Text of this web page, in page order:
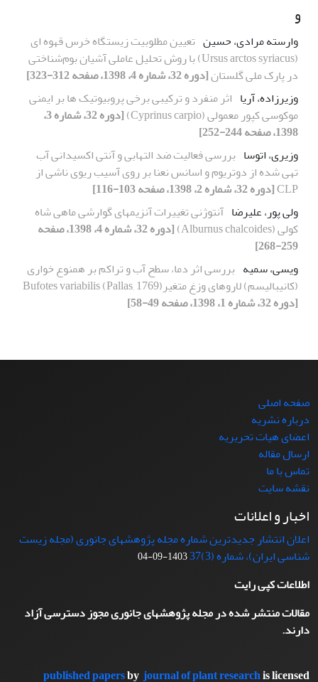
و
وارسته مرادی، حسین تعیین مطلوبیت زیستگاه خرس قهوه ای
(Ursus arctos syriacus) با روش تحلیل عاملی آشیان بوم‌شناختی
در پارک ملی گلستان[دوره 32، شماره 4، 1398، صفحه 312-323]
وزیرزاده، آریا اثر منفرد و ترکیبی برخی پروبیوتیک ها بر ایمنی
موکوسی کپور معمولی (Cyprinus carpio)
[دوره 32، شماره 3،
1398، صفحه 244-252]
وزیری، اتوسا بررسی فعالیت ضد التهابی و آنتی اکسیدانی آب
تهی شده از دوتریوم و اسانس نعنا بر روی آسیب ریوی ناشی از
CLP[دوره 32، شماره 2، 1398، صفحه 103-116]
ولی پور، علیرضا آنتوژنی تغییرات آنزیمهای گوارشی ماهی شاه
کولی (Alburnus chalcoides)
[دوره 32، شماره 4، 1398، صفحه
259-268]
ویسی، سمیه بررسی اثر دما، سطح آب و تراکم بر همنوع خواری
(کانیبالیسم) لاروهای وزغ متغیر(Pallas, 1769) Bufotes variabilis
[دوره 32، شماره 1، 1398، صفحه 49-58]
صفحه اصلی
درباره نشریه
اعضای هیات تحریریه
ارسال مقاله
تماس با ما
نقشه سایت
اخبار و اعلانات
اعلان انتشار جدیدترین شماره مجله پژوهشهای جانوری (مجله زیست
شناسی ایران)، شماره (3)37
1403-09-04
اطلاعات کپی رایت
مقالات منتشر شده در مجله پژوهشهای جانوری مجوز دسترسی آزاد
دارند.
published papersbyjournal of plant researchis licensed